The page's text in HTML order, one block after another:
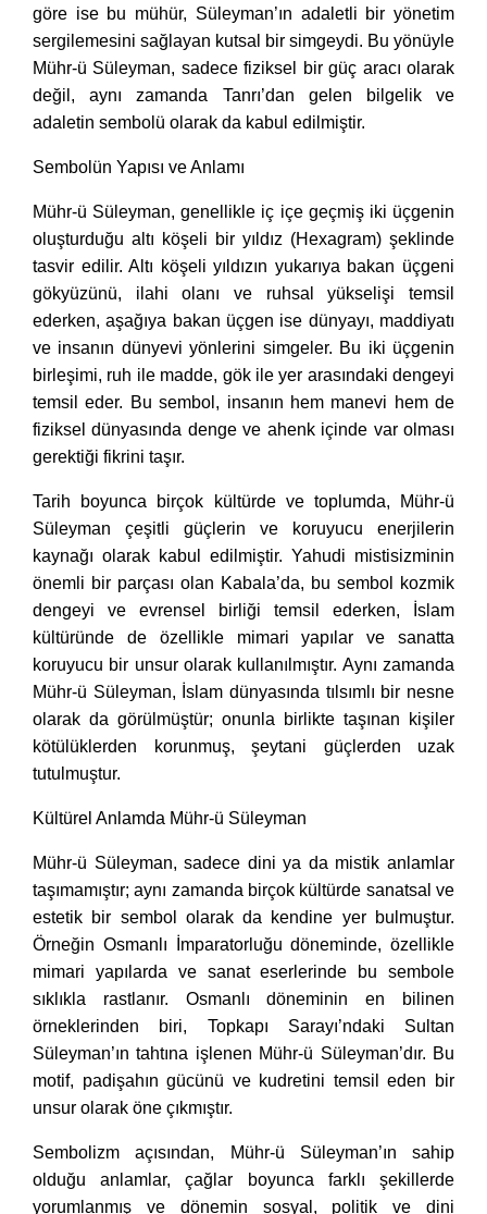
göre ise bu mühür, Süleyman’ın adaletli bir yönetim
sergilemesini sağlayan kutsal bir simgeydi. Bu yönüyle
Mühr-ü Süleyman, sadece fiziksel bir güç aracı olarak
değil, aynı zamanda Tanrı’dan gelen bilgelik ve
adaletin sembolü olarak da kabul edilmiştir.
Sembolün Yapısı ve Anlamı
Mühr-ü Süleyman, genellikle iç içe geçmiş iki üçgenin
oluşturduğu altı köşeli bir yıldız (Hexagram) şeklinde
tasvir edilir. Altı köşeli yıldızın yukarıya bakan üçgeni
gökyüzünü, ilahi olanı ve ruhsal yükselişi temsil
ederken, aşağıya bakan üçgen ise dünyayı, maddiyatı
ve insanın dünyevi yönlerini simgeler. Bu iki üçgenin
birleşimi, ruh ile madde, gök ile yer arasındaki dengeyi
temsil eder. Bu sembol, insanın hem manevi hem de
fiziksel dünyasında denge ve ahenk içinde var olması
gerektiği fikrini taşır.
Tarih boyunca birçok kültürde ve toplumda, Mühr-ü
Süleyman çeşitli güçlerin ve koruyucu enerjilerin
kaynağı olarak kabul edilmiştir. Yahudi mistisizminin
önemli bir parçası olan Kabala’da, bu sembol kozmik
dengeyi ve evrensel birliği temsil ederken, İslam
kültüründe de özellikle mimari yapılar ve sanatta
koruyucu bir unsur olarak kullanılmıştır. Aynı zamanda
Mühr-ü Süleyman, İslam dünyasında tılsımlı bir nesne
olarak da görülmüştür; onunla birlikte taşınan kişiler
kötülüklerden korunmuş, şeytani güçlerden uzak
tutulmuştur.
Kültürel Anlamda Mühr-ü Süleyman
Mühr-ü Süleyman, sadece dini ya da mistik anlamlar
taşımamıştır; aynı zamanda birçok kültürde sanatsal ve
estetik bir sembol olarak da kendine yer bulmuştur.
Örneğin Osmanlı İmparatorluğu döneminde, özellikle
mimari yapılarda ve sanat eserlerinde bu sembole
sıklıkla rastlanır. Osmanlı döneminin en bilinen
örneklerinden biri, Topkapı Sarayı’ndaki Sultan
Süleyman’ın tahtına işlenen Mühr-ü Süleyman’dır. Bu
motif, padişahın gücünü ve kudretini temsil eden bir
unsur olarak öne çıkmıştır.
Sembolizm açısından, Mühr-ü Süleyman’ın sahip
olduğu anlamlar, çağlar boyunca farklı şekillerde
yorumlanmış ve dönemin sosyal, politik ve dini